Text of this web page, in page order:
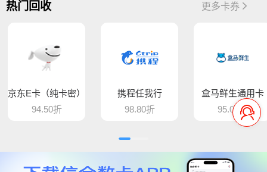
骆驼e卡已恢复 ， 欢迎提交订单
平台新增百商一卡通，销卡较快，欢迎提交！
您好 平台新增中百提货券 骏卡益汇卡 骏卡随心卡 欢迎大家前来提交
您好，肯德基现在是秒处理，欢迎大家来提交
热门回收 更多卡券
京东E卡（纯卡密）
94.50折
携程任我行
98.80折
盒马鲜生通用卡
95.00折